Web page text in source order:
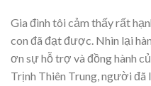
Gia đình tôi cảm thấy rất
con đã đạt được. Nhìn lại
ơn sự hỗ trợ và đồng hành
Trịnh Thiên Trung, người